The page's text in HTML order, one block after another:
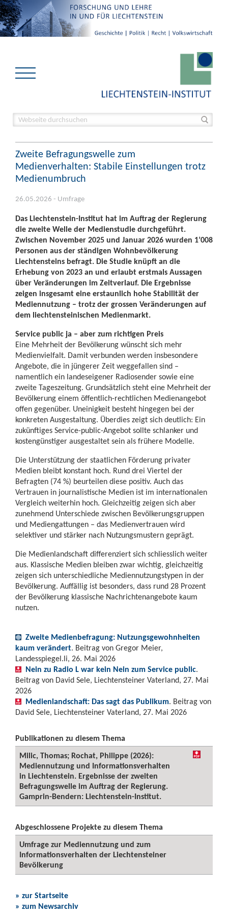
Zweite Befragungswelle zum
Medienverhalten: Stabile Einstellungen trotz
Medienumbruch
26.05.2026 - Umfrage
Das Liechtenstein-Institut hat im Auftrag der Regierung
die zweite Welle der Medienstudie durchgeführt.
Zwischen November 2025 und Januar 2026 wurden 1’008
Personen aus der ständigen Wohnbevölkerung
Liechtensteins befragt. Die Studie knüpft an die
Erhebung von 2023 an und erlaubt erstmals Aussagen
über Veränderungen im Zeitverlauf. Die Ergebnisse
zeigen insgesamt eine erstaunlich hohe Stabilität der
Mediennutzung – trotz der grossen Veränderungen auf
dem liechtensteinischen Medienmarkt.
Service public ja – aber zum richtigen Preis
Eine Mehrheit der Bevölkerung wünscht sich mehr
Medienvielfalt. Damit verbunden werden insbesondere
Angebote, die in jüngerer Zeit weggefallen sind –
namentlich ein landeseigener Radiosender sowie eine
zweite Tageszeitung. Grundsätzlich steht eine Mehrheit der
Bevölkerung einem öffentlich-rechtlichen Medienangebot
offen gegenüber. Uneinigkeit besteht hingegen bei der
konkreten Ausgestaltung. Überdies zeigt sich deutlich: Ein
zukünftiges Service-public-Angebot sollte schlanker und
kostengünstiger ausgestaltet sein als frühere Modelle.
Die Unterstützung der staatlichen Förderung privater
Medien bleibt konstant hoch. Rund drei Viertel der
Befragten (74 %) beurteilen diese positiv. Auch das
Vertrauen in journalistische Medien ist im internationalen
Vergleich weiterhin hoch. Gleichzeitig zeigen sich aber
zunehmend Unterschiede zwischen Bevölkerungsgruppen
und Mediengattungen – das Medienvertrauen wird
selektiver und stärker nach Nutzungsmustern geprägt.
Die Medienlandschaft differenziert sich schliesslich weiter
aus. Klassische Medien bleiben zwar wichtig, gleichzeitig
zeigen sich unterschiedliche Mediennutzungstypen in der
Bevölkerung. Auffällig ist besonders, dass rund 28 Prozent
der Bevölkerung klassische Nachrichtenangebote kaum
nutzen.
Zweite Medienbefragung: Nutzungsgewohnheiten
kaum verändert. Beitrag von Gregor Meier,
Landesspiegel.li, 26. Mai 2026
Nein zu Radio L war kein Nein zum Service public.
Beitrag von David Sele, Liechtensteiner Vaterland, 27. Mai
2026
Medienlandschaft: Das sagt das Publikum. Beitrag von
David Sele, Liechtensteiner Vaterland, 27. Mai 2026
Publikationen zu diesem Thema
Milic, Thomas; Rochat, Philippe (2026):
Mediennutzung und Informationsverhalten
in Liechtenstein. Ergebnisse der zweiten
Befragungswelle im Auftrag der Regierung.
Gamprin-Bendern: Liechtenstein-Institut.
Abgeschlossene Projekte zu diesem Thema
Umfrage zur Mediennutzung und zum
Informationsverhalten der Liechtensteiner
Bevölkerung
» zur Startseite
» zum Newsarchiv